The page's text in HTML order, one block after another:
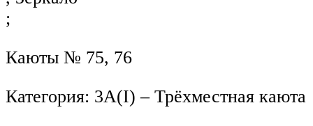
;
Каюты № 75, 76
Категория: 3А(I) – Трёхместная каюта